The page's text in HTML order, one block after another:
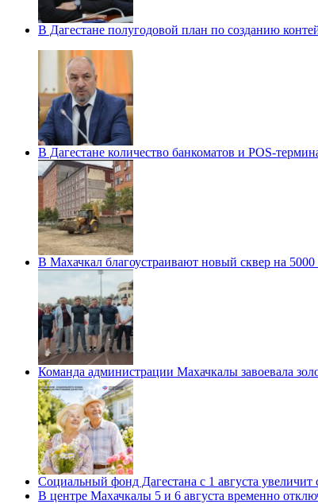
В Дагестане полугодовой план по созданию
В Дагестане количество банкоматов и POS-
В Махачкал благоустраивают новый сквер на
Команда администрации Махачкалы завоевала
Социальный фонд Дагестана с 1 августа
В центре Махачкалы 5 и 6 августа временно